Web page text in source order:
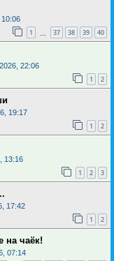
1 37 38 39 40
22:06
1 2
19:17
1 2
13:16
1 2 3
17:42
1 2
на чаёк!
07:14